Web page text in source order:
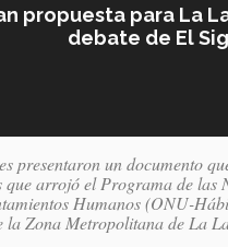
propuesta para La
debate de El
presentaron un documento
que arrojó el Programa de las
Humanos (ONU-
la Zona Metropolitana de La